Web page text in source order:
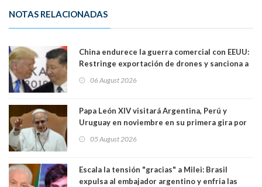
NOTAS RELACIONADAS
China endurece la guerra comercial con EEUU:
Restringe exportación de drones y sanciona a
06 August 2026
Papa León XIV visitará Argentina, Perú y
Uruguay en noviembre en su primera gira por
05 August 2026
Escala la tensión "gracias" a Milei: Brasil
expulsa al embajador argentino y enfria las